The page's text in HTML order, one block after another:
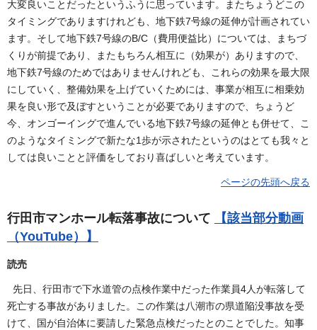
大変良いことだったというふうに思っています。またちょうどこの
タイミングでありますけれども、地下鉄7号線の延伸が計画されてい
ます。そして地下鉄7号線のB/C（費用便益比）については、まちづ
くりが前提であり、またもちろん相互に（効果が）ありますので、
地下鉄7号線のためではありませんけれども、これらの効果を最大限
にしていく、整備効果を上げていくためには、事業が相互に相乗効
果を良い形で及ぼすということが必要でありますので、ちょうど
今、オンゴーイングで進んでいる地下鉄7号線の延伸とも併せて、こ
のようなタイミングで新たな1歩が示されたというのはとても我々と
しては良いことと評価をしており喜ばしいと考えています。
ページの先頭へ戻る
行田市マンホール転落事故について
【該当部分動画
（YouTube）】
読売
先日、行田市で下水道管の点検作業中だった作業員4人が転落して
死亡する事故がありました。この作業は八潮市の県道陥没事故を受
けて、国が自治体に要請した緊急点検だったとのことでした。知事